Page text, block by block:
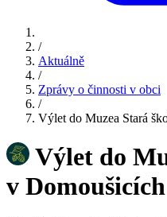
/
Aktuálně
/
Zprávy o činnosti v obci
/
Výlet do Muzea Stará
Výlet do
v Domoušicích